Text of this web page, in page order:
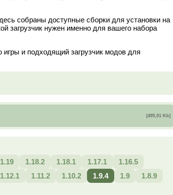
собраны доступные сборки для установки на
загрузчик нужен именно для вашего набора
и подходящий загрузчик модов для
[495,01 Kb]
1.19 1.18.2 1.18.1 1.17.1
1.16.5
1.12.1 1.11.2 1.10.2 1.9.4 1.9
1.8.9